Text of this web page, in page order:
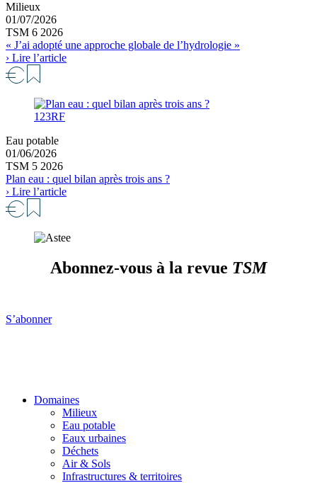
Milieux
01/07/2026
TSM 6 2026
« J’ai adopté une approche globale de l’hydrologie »
› Lire l’article
123RF
Eau potable
01/06/2026
TSM 5 2026
Plan eau : quel bilan après trois ans ?
› Lire l’article
Abonnez-vous à la revue TSM
S’abonner
Domaines
Milieux
Eau potable
Eaux urbaines
Déchets
Air & Sols
Infrastructures & territoires